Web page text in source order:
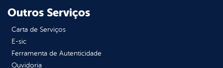
Outros Serviços
Carta de Serviços
E-sic
Ferramenta de Autenticidade
Ouvidoria